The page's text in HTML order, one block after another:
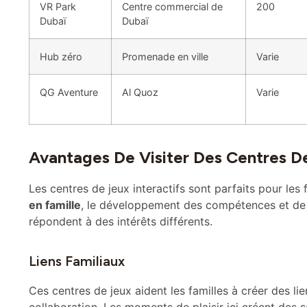
Dubaï Dubaï
Hub zéro Promenade en ville Varie
QG Aventure Al Quoz Varie
en famille, le développement des compétences et
répondent à des intérêts différents.
collaboration. Les moments de plaisir ici créent des